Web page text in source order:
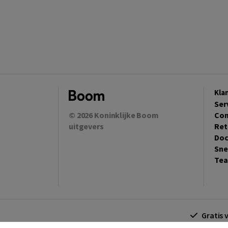
© 2026 Koninklijke Boom
uitgevers
Gratis